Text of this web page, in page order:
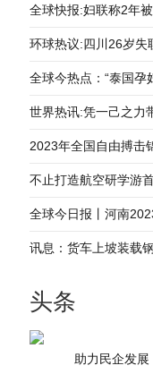
全球快报:妇联称2年
环球热议:四川26岁失
全球今热点：“泰国孕
世界热讯:凭一己之力
2023年全国自由搏击
不止打造航空研学游
全球今日报丨河南
讯息：货车上坡装载
头条
助力民企发展